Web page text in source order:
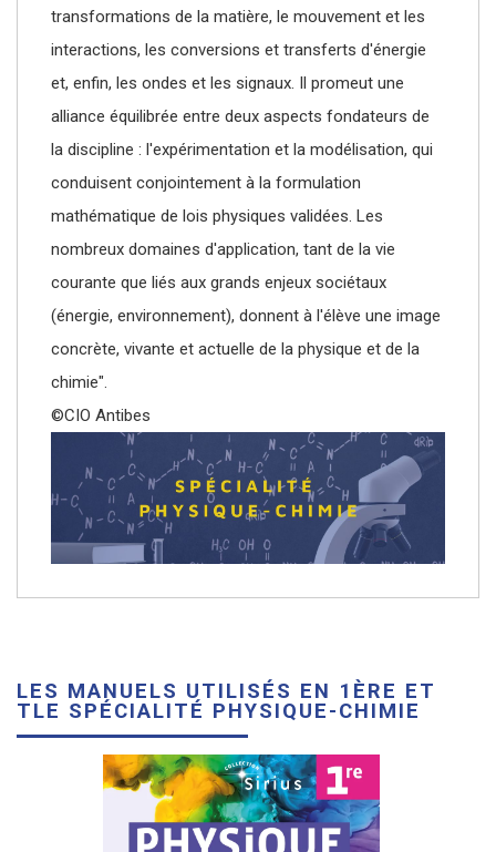
transformations de la matière, le mouvement et les
interactions, les conversions et transferts d'énergie
et, enfin, les ondes et les signaux. Il promeut une
alliance équilibrée entre deux aspects fondateurs de
la discipline : l'expérimentation et la modélisation, qui
conduisent conjointement à la formulation
mathématique de lois physiques validées. Les
nombreux domaines d'application, tant de la vie
courante que liés aux grands enjeux sociétaux
(énergie, environnement), donnent à l'élève une image
concrète, vivante et actuelle de la physique et de la
chimie".
©CIO Antibes
LES MANUELS UTILISÉS EN 1ÈRE ET
TLE SPÉCIALITÉ PHYSIQUE-CHIMIE